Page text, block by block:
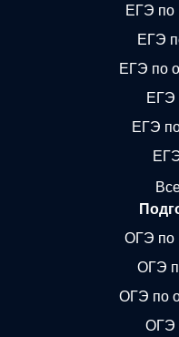
ЕГЭ по
ЕГЭ
ЕГЭ по
ЕГЭ
ЕГЭ
ОГЭ по
ОГЭ
ОГЭ по
ОГЭ